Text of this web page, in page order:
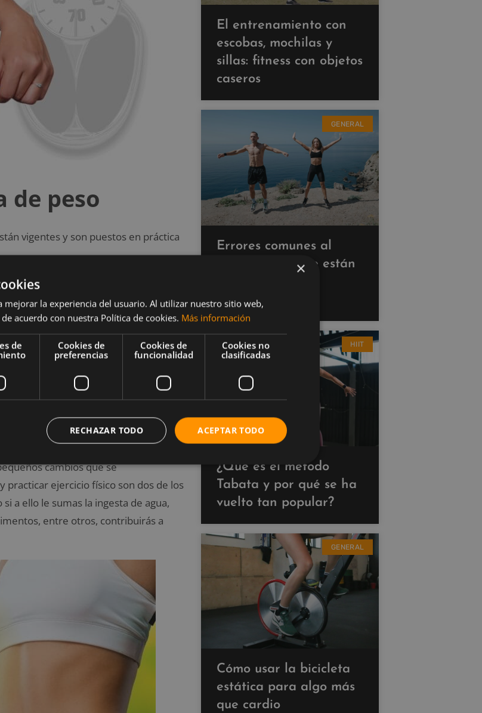
de peso
vigentes y son puestos en práctica
a perder peso
en un consejo común y reiterativo,
caminata diaria o reducir las
mucho te ayudarán a mantener
cambios que se
ejercicio físico son dos de los
a ello le sumas la ingesta de agua,
entre otros, contribuirás a
El entrenamiento con
escobas, mochilas y
sillas: fitness con objetos
caseros
GENERAL
Errores comunes al
hacer cardio que están
resultados
HIIT
¿Qué es el método
Tabata y por qué se ha
vuelto tan popular?
GENERAL
Cómo usar la bicicleta
estática para algo más
que cardio
×
mejorar la experiencia del usuario. Al utilizar nuestro sitio web,
acuerdo con nuestra Política de cookies. Más información
de
Cookies de
preferencias
Cookies de
funcionalidad
Cookies no
clasificadas
ACEPTAR TODO
RECHAZAR TODO